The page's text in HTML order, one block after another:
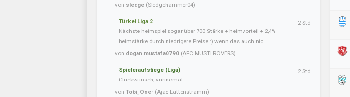
von sledge (Sledgehammer04)
Türkei Liga 2
Nächste heimspiel sogar über 700 Stärke + heimvorteil + 2,4%
heimstärke durch niedrigere Preise :) wenn das auch nic...
von dogan.mustafa0790 (AFC MUSTI ROVERS)
2 Std
Spieleraufstiege (Liga)
Glückwunsch, vurinoma!
von Tobi_Oner (Ajax Lattenstramm)
2 Std